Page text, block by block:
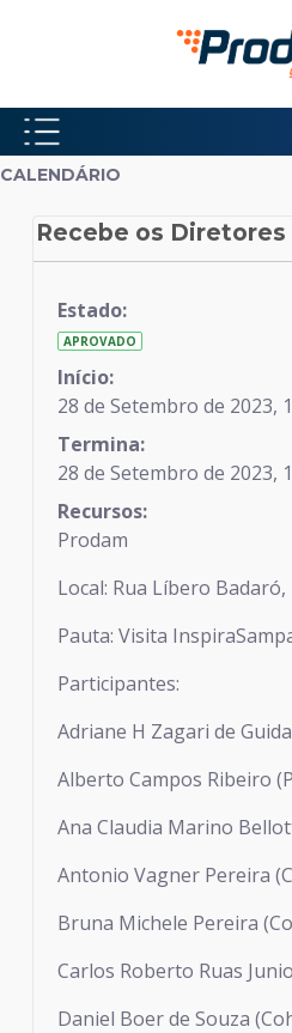
Pular para o Conteúdo
Início do conteúdo
CALENDÁRIO
Recebe os Diretores
Calendário
Estado:
APROVADO
Início:
28 de Setembro de 2023,
Termina:
28 de Setembro de 2023,
Recursos:
Prodam
Local: Rua Líbero Badaró,
Pauta: Visita
Participantes:
Adriane H Zagari de
Alberto Campos Ribeiro
Ana Claudia Marino
Antonio Vagner Pereira
Bruna Michele Pereira
Carlos Roberto Ruas
Daniel Boer de Souza